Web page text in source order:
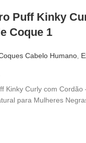
Puff Kinky
Coque 1
Cabelo Humano
24,97
Kinky Curly com Cordão
para Mulheres